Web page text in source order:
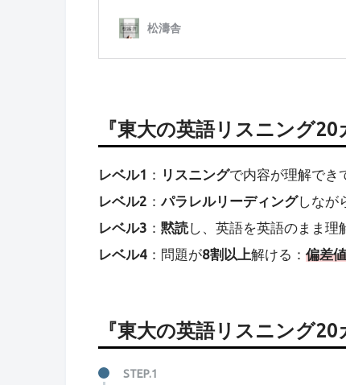
『東大の英語リスニング
レベル1 ： リスニングで内容が理解でき
レベル2 ： パラレルリーディングしなが
レベル3 ： 黙読し、英語を英語のまま理
レベル4 ：問題が8割以上解ける： 偏差
『東大の英語リスニング